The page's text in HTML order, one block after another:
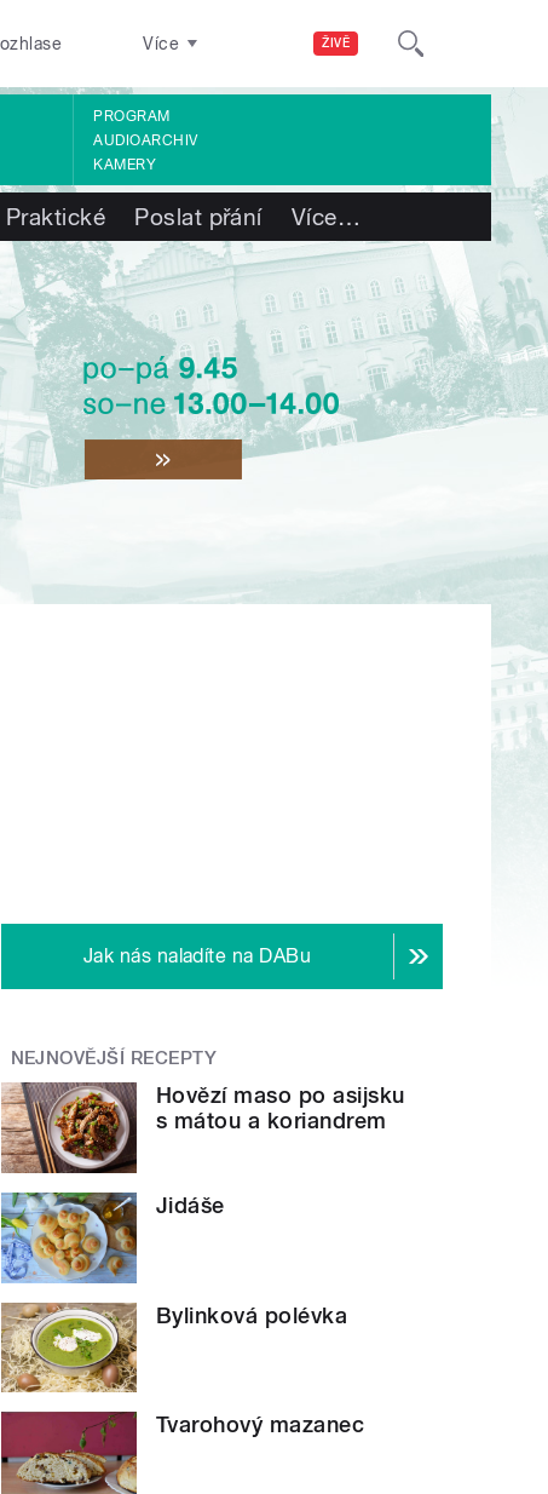
ŽIVĚ
Více
PROGRAM
AUDIOARCHIV
KAMERY
Praktické Poslat přání Více…
Jak nás naladíte na DABu
NEJNOVĚJŠÍ RECEPTY
Hovězí maso po asijsku
s mátou a koriandrem
Jidáše
Bylinková polévka
Tvarohový mazanec